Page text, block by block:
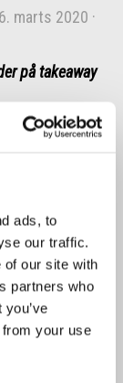
ads, to
our traffic.
of our site with
partners who
your use
marts 2020 ·
på takeaway
sidde og nyde
med rabat.
rabat
menu